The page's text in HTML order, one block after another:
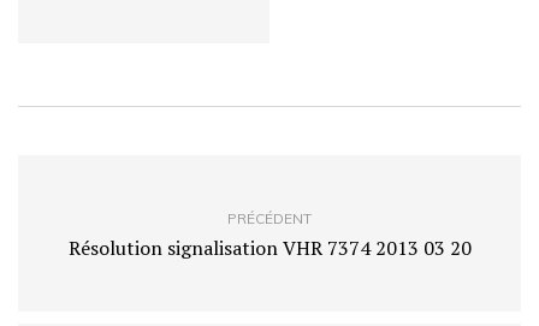
PRÉCÉDENT
Résolution signalisation VHR 7374 2013 03 20